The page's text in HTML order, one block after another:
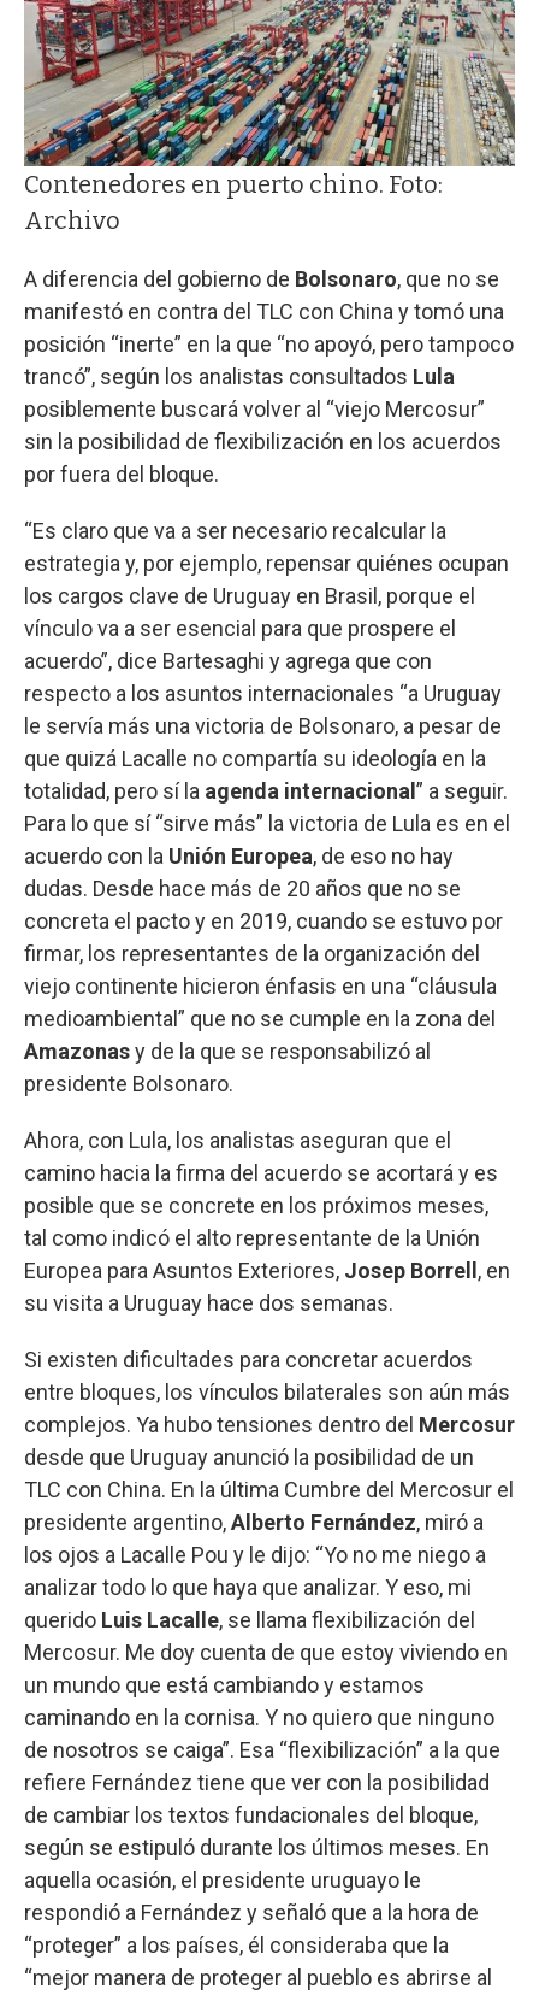
Contenedores en puerto chino. Foto:
Archivo
A diferencia del gobierno de Bolsonaro, que no se
manifestó en contra del TLC con China y tomó una
posición “inerte” en la que “no apoyó, pero tampoco
trancó”, según los analistas consultados Lula
posiblemente buscará volver al “viejo Mercosur”
sin la posibilidad de flexibilización en los acuerdos
por fuera del bloque.
“Es claro que va a ser necesario recalcular la
estrategia y, por ejemplo, repensar quiénes ocupan
los cargos clave de Uruguay en Brasil, porque el
vínculo va a ser esencial para que prospere el
acuerdo”, dice Bartesaghi y agrega que con
respecto a los asuntos internacionales “a Uruguay
le servía más una victoria de Bolsonaro, a pesar de
que quizá Lacalle no compartía su ideología en la
totalidad, pero sí la agenda internacional” a seguir.
Para lo que sí “sirve más” la victoria de Lula es en el
acuerdo con la Unión Europea, de eso no hay
dudas. Desde hace más de 20 años que no se
concreta el pacto y en 2019, cuando se estuvo por
firmar, los representantes de la organización del
viejo continente hicieron énfasis en una “cláusula
medioambiental” que no se cumple en la zona del
Amazonasy de la que se responsabilizó al
presidente Bolsonaro.
Ahora, con Lula, los analistas aseguran que el
camino hacia la firma del acuerdo se acortará y es
posible que se concrete en los próximos meses,
tal como indicó el alto representante de la Unión
Europea para Asuntos Exteriores, Josep Borrell, en
su visita a Uruguay hace dos semanas.
Si existen dificultades para concretar acuerdos
entre bloques, los vínculos bilaterales son aún más
complejos. Ya hubo tensiones dentro del Mercosur
desde que Uruguay anunció la posibilidad de un
TLC con China. En la última Cumbre del Mercosur el
presidente argentino,Alberto Fernández, miró a
los ojos a Lacalle Pou y le dijo: “Yo no me niego a
analizar todo lo que haya que analizar. Y eso, mi
querido Luis Lacalle, se llama flexibilización del
Mercosur. Me doy cuenta de que estoy viviendo en
un mundo que está cambiando y estamos
caminando en la cornisa. Y no quiero que ninguno
de nosotros se caiga”. Esa “flexibilización” a la que
refiere Fernández tiene que ver con la posibilidad
de cambiar los textos fundacionales del bloque,
según se estipuló durante los últimos meses. En
aquella ocasión, el presidente uruguayo le
respondió a Fernández y señaló que a la hora de
“proteger” a los países, él consideraba que la
“mejor manera de proteger al pueblo es abrirse al